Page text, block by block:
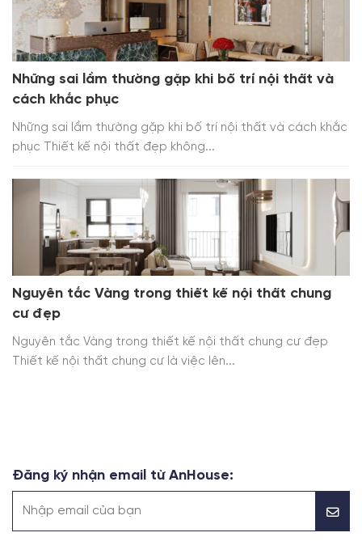
Những sai lầm thường gặp khi bố trí nội thất và
cách khắc phục
Những sai lầm thường gặp khi bố trí nội thất và cách khắc
phục Thiết kế nội thất đẹp không...
Nguyên tắc Vàng trong thiết kế nội thất chung
cư đẹp
Nguyên tắc Vàng trong thiết kế nội thất chung cư đẹp
Thiết kế nội thất chung cư là việc lên...
Đăng ký nhận email từ AnHouse: